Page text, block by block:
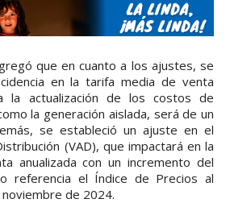
que en cuanto a los ajustes, se
en la tarifa media de venta
la actualización de los costos de
la generación aislada, será de un
se estableció un ajuste en el
(VAD), que impactará en la
anualizada con un incremento del
referencia el Índice de Precios al
de 2024.